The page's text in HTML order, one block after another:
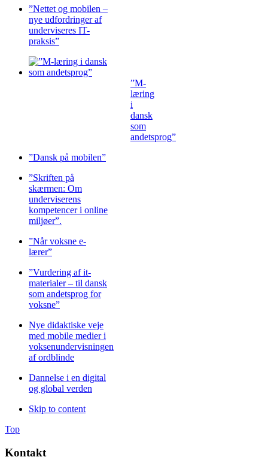
”Nettet og mobilen –
nye udfordringer af
underviseres IT-
praksis”
”M-
læring
i
dansk
som
andetsprog”
”Dansk på mobilen”
”Skriften på
skærmen: Om
underviserens
kompetencer i online
miljøer”.
”Når voksne e-
lærer”
”Vurdering af it-
materialer – til dansk
som andetsprog for
voksne”
Nye didaktiske veje
med mobile medier i
voksenundervisningen
af ordblinde
Dannelse i en digital
og global verden
Skip to content
Top
Kontakt